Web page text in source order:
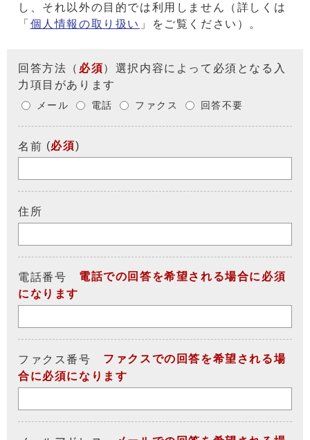
し、それ以外の目的では利用しません（詳しくは
「 個人情報の取り扱い 」をご覧ください）。
回答方法 （ 必須）選択内容によって必須となる入
力項目があります
メール 電話 ファクス 回答不要
名前 (必須)
住所
電話番号
電話での回答を希望される場合に必須
になります
ファクス番号
ファクスでの回答を希望される場
合に必須になります